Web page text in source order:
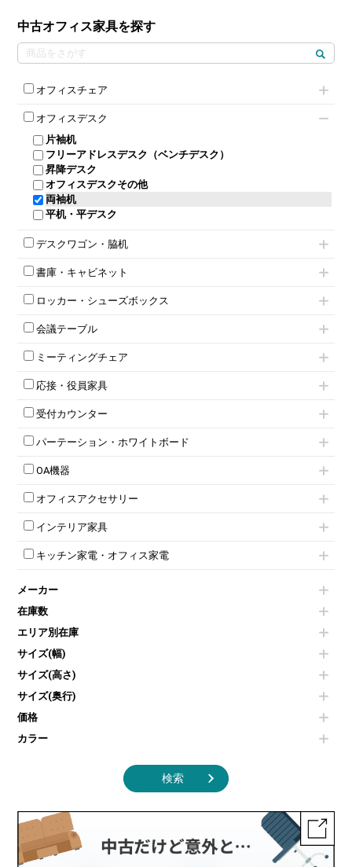
中古オフィス家具を探す
オフィスチェア
肘付きチェア
肘無しチェア
役員チェア
高級チェア（多機能チェア）
オフィスチェアその他
オフィスデスク
片袖机
フリーアドレスデスク（ベンチデスク）
昇降デスク
オフィスデスクその他
両袖机
平机・平デスク
デスクワゴン・脇机
インワゴン2段
インワゴン3段
脇机
書庫・キャビネット
ハイキャビネット
ローキャビネット
両開きキャビネット
上下連結キャビネット
軽量ラック（スチールラック）
収納家具その他
両開書庫
ラテラル書庫
ロッカー・シューズボックス
1人用ロッカー
2人用ロッカー
3人用ロッカー
5人用ロッカー
8人用ロッカー
多人数ロッカー
ダイヤル錠ロッカー
ダイヤル錠ロッカー
ワードローブ・クローゼット
会議テーブル
ミーティングテーブル
スタッキングテーブル
ネスティングテーブル
カウンターテーブル
T字脚テーブル
会議テーブルW1200～
会議テーブルW1800～
平行スタックテーブル
会議テーブルその他
ミーティングチェア
キャスター付きミーティングチェア
スタッキングミーティングチェア
テーブル付きミーティングチェア
折りたたみミーティングチェア
ハイチェア
ミーティングチェアその他
応接・役員家具
応接セット
応接ソファ
応接チェア
応接・役員家具その他
受付カウンター
ハイカウンター
ローカウンター
ラウンジカウンター
パーテーション・ホワイトボード
パーテーション
自立タイプパーテーション
パーテーションその他
壁掛けホワイトボード
ホワイトボードその他
OA機器
電話機（ビジネスフォン）
シュレッダー
スクリーン
その他OA機器
オフィスアクセサリー
チェア用台車
演台・講演台・演説台
防音パネル
コートハンガー・ポールハンガー
傘立て
食器棚・キッチンキャビネット
カタログスタンド
オフィスアクセサリーその他
インテリア家具
モールドチェア
ダイニングチェア
カウンターテーブル
センターテーブル・サイドテーブル
ベンチ・スツール
ソファ
シェルフ
ダストボックス（ゴミ箱）
インテリア家具その他
キッチン家電・オフィス家電
冷蔵庫・洗濯機
空気清浄機・加湿器
液晶テレビ・モニター類
エアコン
照明機器
掃除機
季節家電
メーカー
在庫数
エリア別在庫
サイズ(幅)
サイズ(高さ)
サイズ(奥行)
価格
カラー
検索